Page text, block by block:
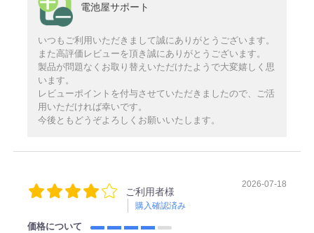
電池屋サポート
いつもご利用いただきまして誠にありがとうございます。
また高評価レビューを頂き誠にありがとうございます。
製品が問題なくお取り替えいただけたようで大変嬉しく思
います。
レビューポイントを付与させていただきましたので、ご活
用いただければ幸いです。
今後ともどうぞよろしくお願いいたします。
ご利用者様
購入確認済み
2026-07-18
価格について